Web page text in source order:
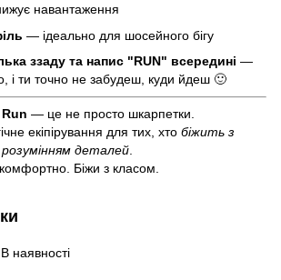
навантаження
— ідеально для шосейного бігу
ззаду та напис "RUN" всередині —
і ти точно не забудеш, куди йдеш 🙂
— це не просто шкарпетки.
екіпірування для тих, хто біжить з
деталей
Біжи з класом.
В наявності